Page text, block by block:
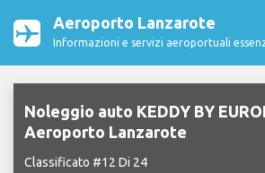
Aeroporto Lanzarote
Informazioni e servizi aeroportuali
Noleggio auto KEDDY BY
Aeroporto Lanzarote
Classificato #12 Di 24